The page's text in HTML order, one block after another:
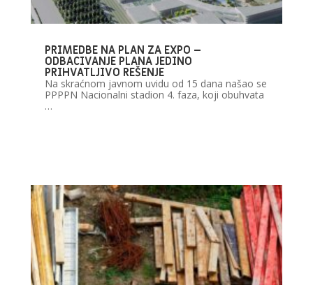
PRIMEDBE NA PLAN ZA EXPO –
ODBACIVANJE PLANA JEDINO
PRIHVATLJIVO REŠENJE
Na skraćnom javnom uvidu od 15 dana našao se
PPPPN Nacionalni stadion 4. faza, koji obuhvata
…